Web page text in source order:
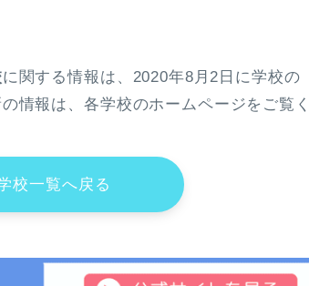
に関する情報は、2020年8月2日に学校の
情報は、各学校のホームページをご覧く
校一覧へ戻る